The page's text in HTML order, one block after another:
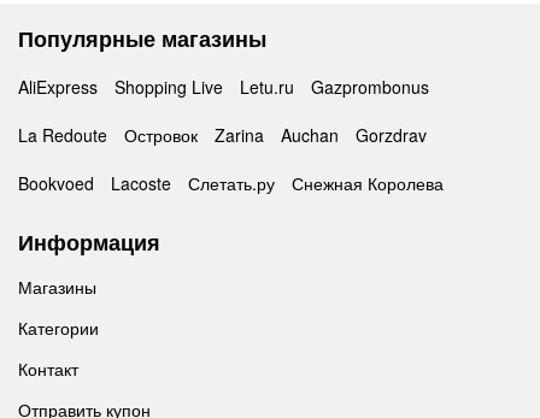
Популярные магазины
AliExpress Shopping Live Letu.ru
Gazprombonus
La Redoute
Островок Zarina Auchan
Gorzdrav
Bookvoed
Lacoste Слетать.ру Снежная Королева
Информация
Магазины
Категории
Контакт
Отправить купон